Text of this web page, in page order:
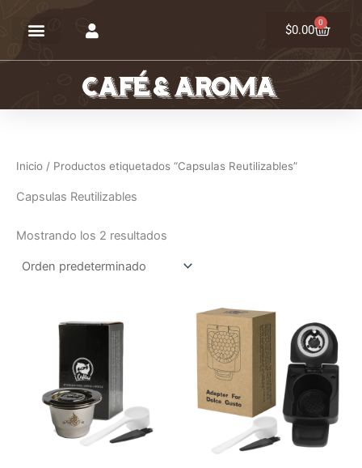
$0.00 0
Carrito
Inicio / Productos etiquetados “Capsulas Reutilizables”
Capsulas Reutilizables
Mostrando los 2 resultados